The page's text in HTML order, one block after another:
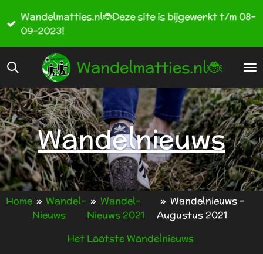
direct
hoofdinhoud
Wandelmatties.nl🐞
Wandelmatties.nl🐞Deze site is bijgewerkt t/m 08-
09-2023!
Wandelnieuws
Home » Wandel-
Nieuws
» Wandel-
Nieuws 2021
» Wandelnieuws -
Augustus 2021
Het Laatste Wandelnieuws